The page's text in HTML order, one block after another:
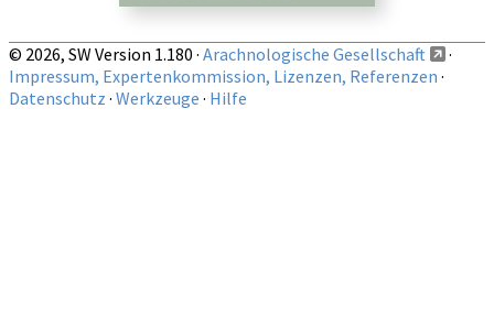
© 2026, SW Version 1.180 · Arachnologische Gesellschaft
·
Impressum, Expertenkommission, Lizenzen, Referenzen ·
Datenschutz · Werkzeuge · Hilfe